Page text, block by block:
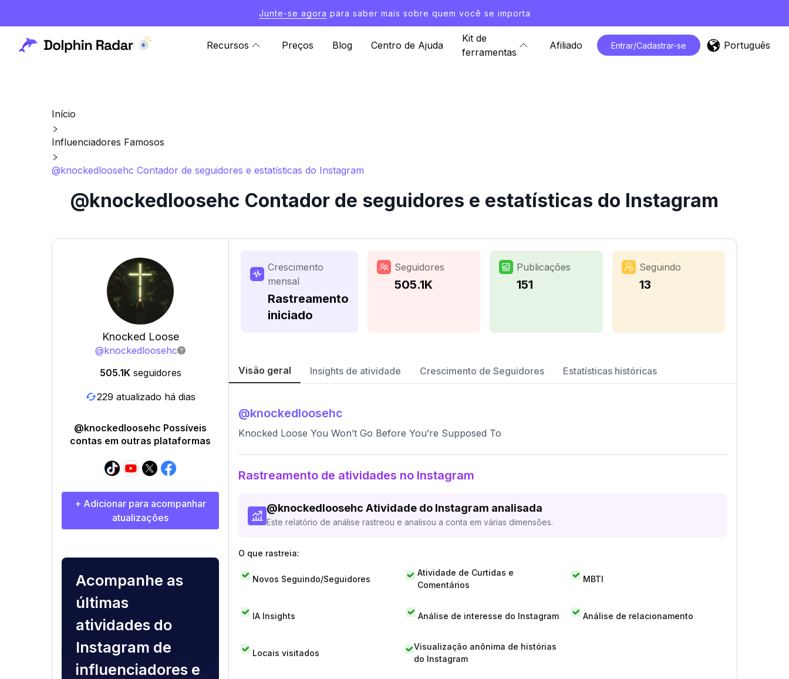
Junte-se agora para saber mais sobre quem você se importa
Recursos Preços Blog Centro de Ajuda
Kit de
ferramentas
Afiliado Entrar/Cadastrar-se Português
Início
Influenciadores Famosos
@knockedloosehc Contador de seguidores e estatísticas do Instagram
@knockedloosehc Contador de seguidores e estatísticas do Instagram
Knocked Loose
@knockedloosehc
505.1K seguidores
229 atualizado há dias
@knockedloosehc Possíveis
contas em outras plataformas
+ Adicionar para acompanhar
atualizações
Acompanhe as
últimas
atividades do
Instagram de
influenciadores e
Crescimento
mensal
Rastreamento
iniciado
Seguidores
505.1K
Publicações
151
Seguindo
13
Visão geral Insights de atividade Crescimento de Seguidores Estatísticas históricas
@knockedloosehc
Knocked Loose You Won’t Go Before You’re Supposed To
Rastreamento de atividades no Instagram
@knockedloosehc Atividade do Instagram analisada
Este relatório de análise rastreou e analisou a conta em várias dimensões.
O que rastreia:
Novos Seguindo/Seguidores
Atividade de Curtidas e
Comentários
MBTI
IA Insights Análise de interesse do Instagram Análise de relacionamento
Locais visitados
Visualização anônima de histórias
do Instagram